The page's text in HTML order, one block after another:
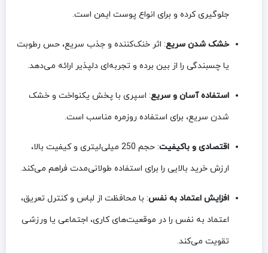
جلوگیری کرده و برای انواع پوست ایمن است.
خشک شدن سریع: اثر خنک‌کننده و جذب سریع، حس رطوبت
یا چسبندگی را از بین برده و تجربه‌ای دلپذیر ارائه می‌دهد.
استفاده آسان و سریع: اسپری با پخش یکنواخت و خشک
شدن سریع، برای استفاده روزمره مناسب است.
اقتصادی و باکیفیت
: حجم 250 میلی‌لیتری و کیفیت بالا،
ارزش خرید بالایی را برای استفاده طولانی‌مدت فراهم می‌کند.
افزایش اعتماد به نفس: با محافظت از لباس و کنترل تعریق،
اعتماد به نفس را در موقعیت‌های کاری، اجتماعی یا ورزشی
تقویت می‌کند.